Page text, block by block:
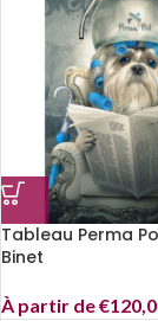
Tableau Perma
Binet
À partir de€